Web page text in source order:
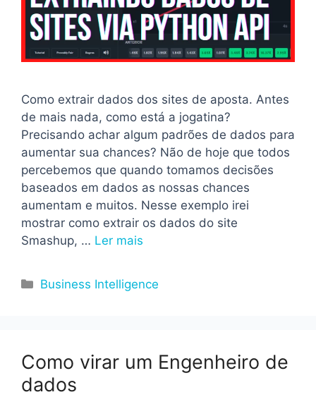
Como extrair dados dos sites de aposta. Antes
de mais nada, como está a jogatina?
Precisando achar algum padrões de dados para
aumentar sua chances? Não de hoje que todos
percebemos que quando tomamos decisões
baseados em dados as nossas chances
aumentam e muitos. Nesse exemplo irei
mostrar como extrair os dados do site
Smashup, … Ler mais
Categorias
Business Intelligence
Como virar um Engenheiro de
dados